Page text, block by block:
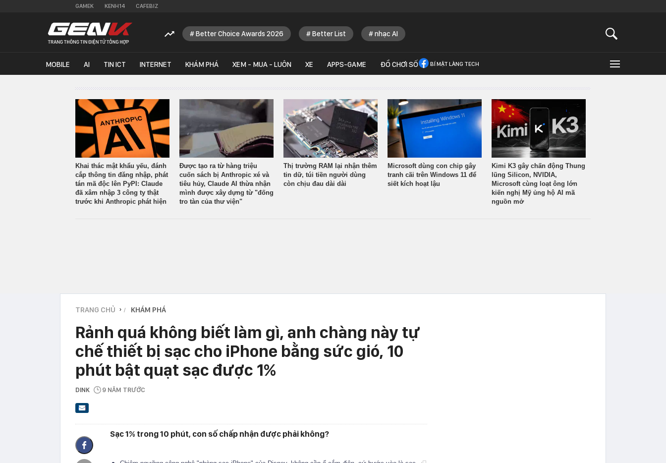
GAMEK KENH14 CAFEBIZ
Better Choice Awards 2026 Better List nhạc AI
MOBILE AI TIN ICT INTERNET KHÁM PHÁ XEM - MUA - LUÔN XE APPS-GAME ĐỒ CHƠI SỐ BÍ MẬT LÀNG TECH
Khai thác mật khẩu yếu, đánh
cắp thông tin đăng nhập, phát
tán mã độc lên PyPI: Claude
đã xâm nhập 3 công ty thật
trước khi Anthropic phát hiện
Được tạo ra từ hàng triệu
cuốn sách bị Anthropic xé và
tiêu hủy, Claude AI thừa nhận
mình được xây dựng từ "đống
tro tàn của thư viện"
Thị trường RAM lại nhận thêm
tin dữ, túi tiền người dùng
còn chịu đau dài dài
Microsoft dùng con chip gây
tranh cãi trên Windows 11 để
siết kích hoạt lậu
Kimi K3 gây chấn động Thung
lũng Silicon, NVIDIA,
Microsoft cùng loạt ông lớn
kiến nghị Mỹ ủng hộ AI mã
nguồn mở
TRANG CHỦ › KHÁM PHÁ
Rảnh quá không biết làm gì, anh chàng này tự
chế thiết bị sạc cho iPhone bằng sức gió, 10
phút bật quạt sạc được 1%
DINK 9 NĂM TRƯỚC
Sạc 1% trong 10 phút, con số chấp nhận được phải không?